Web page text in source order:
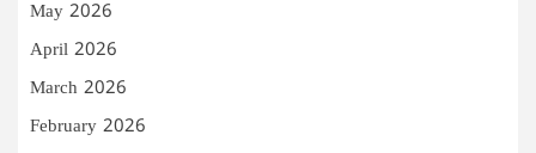
May 2026
April 2026
March 2026
February 2026